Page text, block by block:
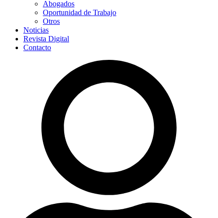
Abogados
Oportunidad de Trabajo
Otros
Noticias
Revista Digital
Contacto